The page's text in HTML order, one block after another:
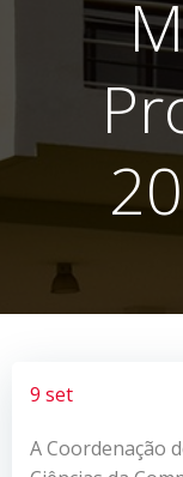
9 set
A Coordenação